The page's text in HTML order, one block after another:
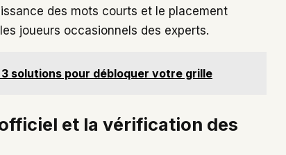
des mots courts et le placement
joueurs occasionnels des experts.
solutions pour débloquer votre grille
et la vérification des